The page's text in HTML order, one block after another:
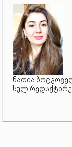
ნათია
სულ